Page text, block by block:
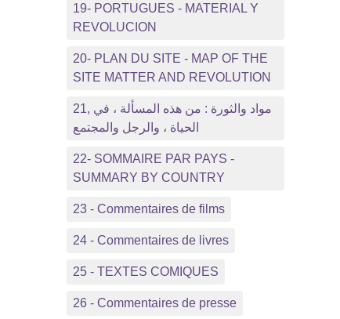
19- PORTUGUES - MATERIAL Y
REVOLUCION
20- PLAN DU SITE - MAP OF THE
SITE MATTER AND REVOLUTION
21, مواد والثورة : من هذه المسألة ، في
الحياة ، والرجل والمجتمع
22- SOMMAIRE PAR PAYS -
SUMMARY BY COUNTRY
23 - Commentaires de films
24 - Commentaires de livres
25 - TEXTES COMIQUES
26 - Commentaires de presse